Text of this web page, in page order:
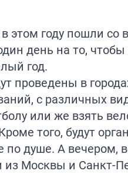
году пошли со
день на то,
год.
проведены в
с различных
или же взять
того, будут
душе. А вечером,
Москвы и Санкт-